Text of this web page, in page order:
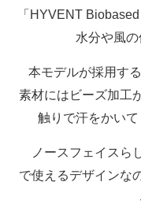
「HYVENT
水分や風の
本モデルが採用す
素材にはビーズ加工
触りで汗をかいて
ノースフェイスら
で使えるデザインな